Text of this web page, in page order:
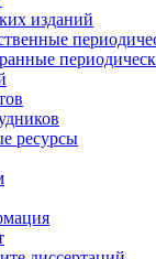
изданий
ресурсы